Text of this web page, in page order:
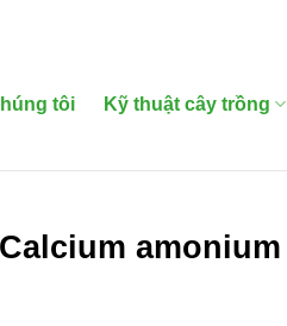
tôi Kỹ thuật cây trồng